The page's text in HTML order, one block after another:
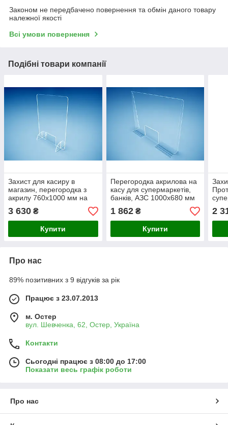
Законом не передбачено повернення та обмін даного товару
належної якості
Всі умови повернення
Подібні товари компанії
Захист для касиру в
магазин, перегородка з
акрилу 760х1000 мм на
шипах (Стінка акрилу: 5
мм; )
3 630 ₴
Купити
Перегородка акрилова на
касу для супермаркетів,
банків, АЗС 1000х680 мм
(Стінка акрилу: 1,8 мм; )
1 862₴
Купити
АЗС
2
Про нас
89% позитивних з 9 відгуків за рік
Працює з 23.07.2013
м. Остер
вул. Шевченка, 62, Остер, Україна
Контакти
Сьогодні працює з 08:00 до 17:00
Показати весь графік роботи
Про нас